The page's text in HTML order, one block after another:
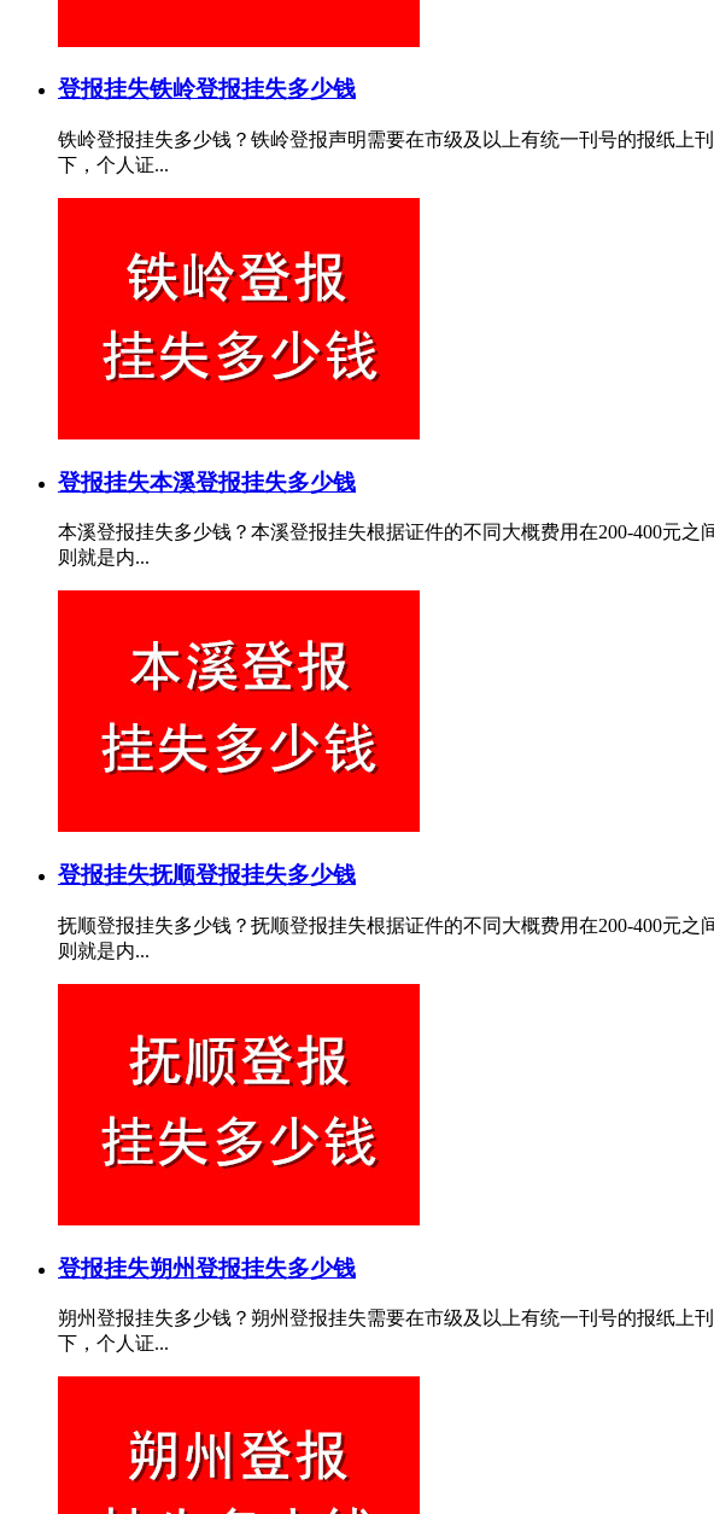
登报挂失铁岭登报挂失多少钱
铁岭登报挂失多少钱？铁岭登报声明需要在市级及以上有统一刊号的报纸上
下，个人证...
登报挂失本溪登报挂失多少钱
本溪登报挂失多少钱？本溪登报挂失根据证件的不同大概费用在200-400元
则就是内...
登报挂失抚顺登报挂失多少钱
抚顺登报挂失多少钱？抚顺登报挂失根据证件的不同大概费用在200-400元
则就是内...
登报挂失朔州登报挂失多少钱
朔州登报挂失多少钱？朔州登报挂失需要在市级及以上有统一刊号的报纸上
下，个人证...